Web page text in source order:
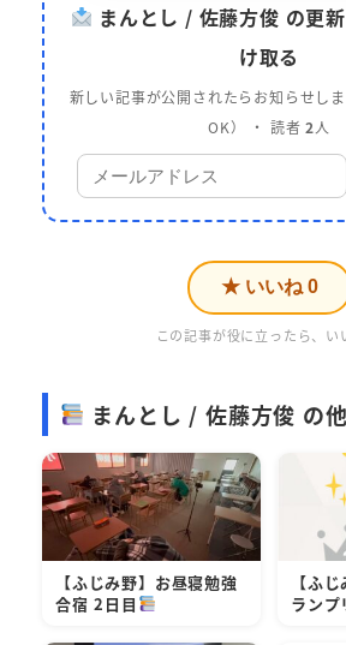
まんとし / 佐藤方俊 の更
け取る
新しい記事が公開されたらお知らせし
OK） ・ 読者2人
★ いいね 0
この記事が役に立ったら、い
まんとし / 佐藤方俊 の
【ふじみ野】お昼寝勉強
合宿 2日目
【ふ
ランプ